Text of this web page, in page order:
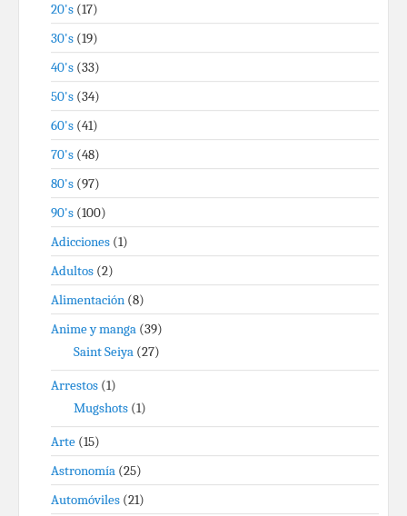
20's (17)
30's (19)
40's (33)
50's (34)
60's (41)
70's (48)
80's (97)
90's (100)
Adicciones (1)
Adultos (2)
Alimentación (8)
Anime y manga (39)
Saint Seiya (27)
Arrestos (1)
Mugshots (1)
Arte (15)
Astronomía (25)
Automóviles (21)